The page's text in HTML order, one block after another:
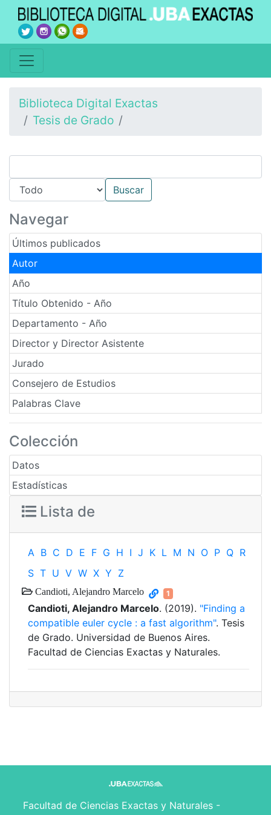
Biblioteca Digital Exactas
Tesis de Grado
Navegar
Últimos publicados
Autor
Año
Título Obtenido - Año
Departamento - Año
Director y Director Asistente
Jurado
Consejero de Estudios
Palabras Clave
Colección
Datos
Estadísticas
Lista de
A B C D E F G H I J K L M N O P Q R
S T U V W X Y Z
Candioti, Alejandro Marcelo 1
Candioti, Alejandro Marcelo. (2019). "Finding a
compatible euler cycle : a fast algorithm". Tesis
de Grado. Universidad de Buenos Aires.
Facultad de Ciencias Exactas y Naturales.
Facultad de Ciencias Exactas y Naturales -